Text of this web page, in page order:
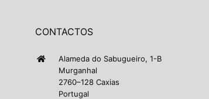
CONTACTOS
Alameda do Sabugueiro, 1-B
Murganhal
2760–128 Caxias
Portugal